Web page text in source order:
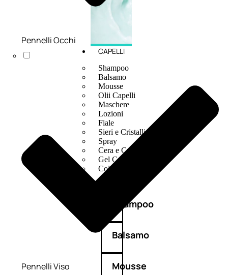
CAPELLI
Shampoo
Balsamo
Mousse
Olii Capelli
Maschere
Lozioni
Fiale
Sieri e Cristalli
Spray
Cera e Crema
Gel Capelli
Colorazione
Shampoo
Balsamo
Mousse
Pennelli Occhi
Pennelli Viso